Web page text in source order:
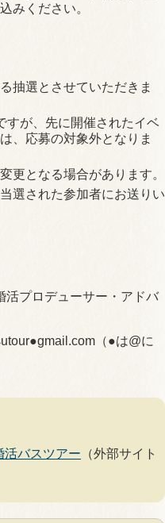
みください。
抽選とさせていただきま
すが、先に開催されたイベ
、応募の対象外となりま
更となる場合があります。
選された参加者にお送りい
活プロデューサー・アドバ
（●は@に
活バスツアー （外部サイト